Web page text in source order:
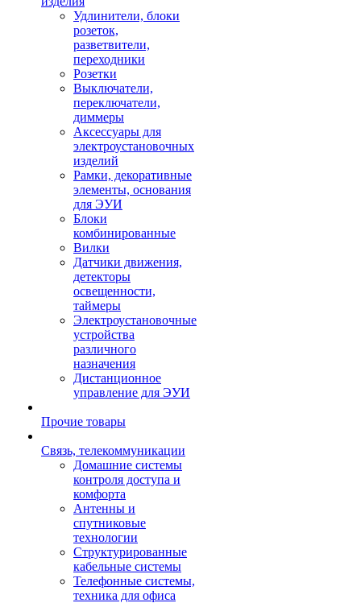
Удлинители, блоки
розеток,
разветвители,
переходники
Розетки
Выключатели,
переключатели,
диммеры
Аксессуары для
электроустановочных
изделий
Рамки, декоративные
элементы, основания
для ЭУИ
Блоки
комбинированные
Вилки
Датчики движения,
детекторы
освещенности,
таймеры
Электроустановочные
устройства
различного
назначения
Дистанционное
управление для ЭУИ
Прочие товары
Связь, телекоммуникации
Домашние системы
контроля доступа и
комфорта
Антенны и
спутниковые
технологии
Структурированные
кабельные системы
Телефонные системы,
техника для офиса